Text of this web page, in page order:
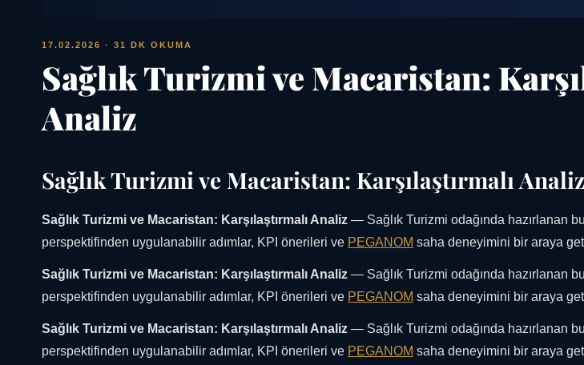
17.02.2026 · 31 DK OKUMA
Sağlık Turizmi ve Macaristan:
Analiz
Sağlık Turizmi ve Macaristan: Karşılaştırmalı Analiz
Sağlık Turizmi ve Macaristan: Karşılaştırmalı Analiz — Sağlık Turizmi odağında hazırlanan
perspektifinden uygulanabilir adımlar, KPI önerileri ve PEGANOM saha deneyimini bir araya
Sağlık Turizmi ve Macaristan: Karşılaştırmalı Analiz — Sağlık Turizmi odağında hazırlanan
perspektifinden uygulanabilir adımlar, KPI önerileri ve PEGANOM saha deneyimini bir araya
Sağlık Turizmi ve Macaristan: Karşılaştırmalı Analiz — Sağlık Turizmi odağında hazırlanan
perspektifinden uygulanabilir adımlar, KPI önerileri ve PEGANOM saha deneyimini bir araya